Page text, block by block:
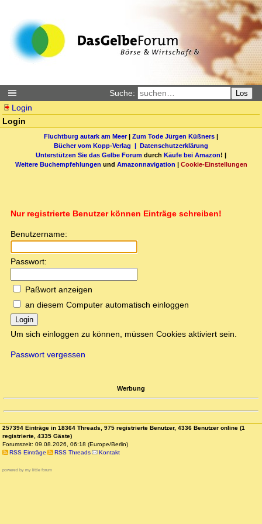
Suche: Los
Login
Login
Fluchtburg autark am Meer| Zum Tode Jürgen Küßners |
Bücher vom Kopp-Verlag | Datenschutzerklärung
Unterstützen Sie das Gelbe Forum durch Käufe bei Amazon! |
Weitere Buchempfehlungen und Amazonnavigation | Cookie-Einstellungen
Nur registrierte Benutzer können Einträge schreiben!
Benutzername:
Passwort:
Paßwort anzeigen
an diesem Computer automatisch einloggen
Login
Um sich einloggen zu können, müssen Cookies aktiviert sein.
Passwort vergessen
Werbung
257394 Einträge in 18364 Threads, 975 registrierte Benutzer, 4336 Benutzer online (1
registrierte, 4335 Gäste)
Forumszeit: 09.08.2026, 06:18 (Europe/Berlin)
RSS Einträge
RSS Threads Kontakt
powered by my little forum